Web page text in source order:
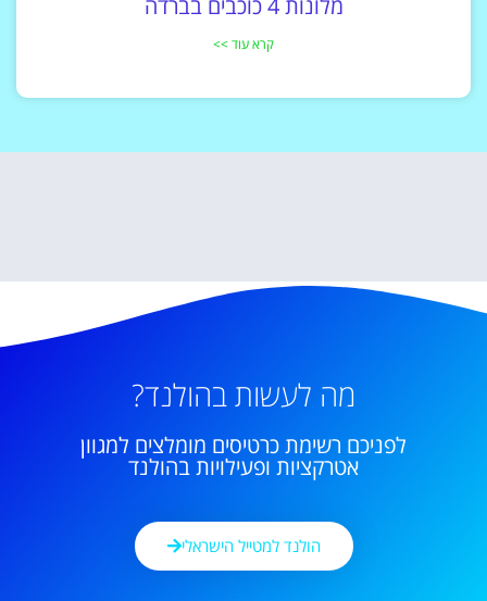
מלונות 4 כוכבים בברדה
קרא עוד >>
מה לעשות בהולנד?
לפניכם רשימת כרטיסים מומלצים למגוון
אטרקציות ופעילויות בהולנד
הולנד למטייל הישראלי